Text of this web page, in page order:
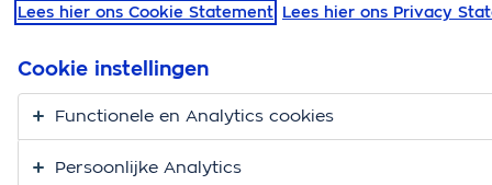
Wonen in Nederland,
werken in het
buitenland
Woon je in Nederland en ga je werken in het
Lees hier ons Cookie Statement Lees hier ons Privacy
Cookie instellingen
Functionele en Analytics cookies
Persoonlijke Analytics